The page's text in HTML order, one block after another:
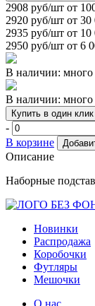
2908 руб/шт от
2920 руб/шт от 30
2935 руб/шт от 10
2950 руб/шт от 6
В наличии: много
В наличии: много
Купить в один клик
-
В корзине
Описание
Наборные
Новинки
Распродажа
Коробочки
Футляры
Мешочки
О нас